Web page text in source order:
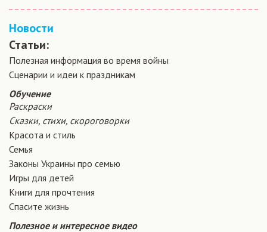
Новости
Статьи:
Полезная информация во время войны
Сценарии и идеи к праздникам
Обучение
Раскраски
Сказки, стихи, скороговорки
Красота и стиль
Семья
Законы Украины про семью
Игры для детей
Книги для прочтения
Спасите жизнь
Полезное и интересное видео